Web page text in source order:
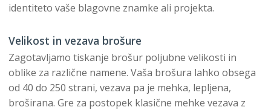
identiteto vaše blagovne znamke ali projekta.
Velikost in vezava brošure
Zagotavljamo tiskanje brošur poljubne velikosti in
oblike za različne namene. Vaša brošura lahko obsega
od 40 do 250 strani, vezava pa je mehka, lepljena,
broširana. Gre za postopek klasične mehke vezava z